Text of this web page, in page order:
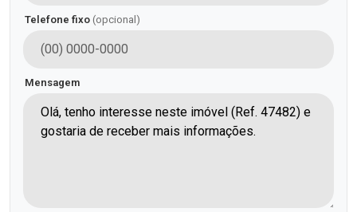
Telefone fixo (opcional)
Mensagem